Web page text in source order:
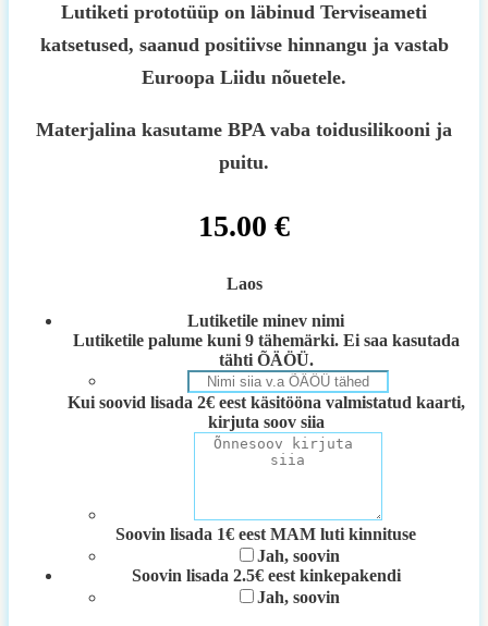
Lutiketi prototüüp on läbinud Terviseameti
katsetused, saanud positiivse hinnangu ja vastab
Euroopa Liidu nõuetele.
Materjalina kasutame BPA vaba toidusilikooni ja
puitu.
15.00 €
Laos
Lutiketile minev nimi
Lutiketile palume kuni 9 tähemärki. Ei saa kasutada
tähti ÕÄÖÜ.
Kui soovid lisada 2€ eest käsitööna valmistatud kaarti,
kirjuta soov siia
Soovin lisada 1€ eest MAM luti kinnituse
Jah, soovin
Soovin lisada 2.5€ eest kinkepakendi
Jah, soovin